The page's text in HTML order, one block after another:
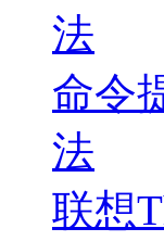
法
命令
法
联想